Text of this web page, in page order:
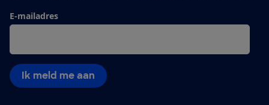
E-mailadres
Ik meld me aan